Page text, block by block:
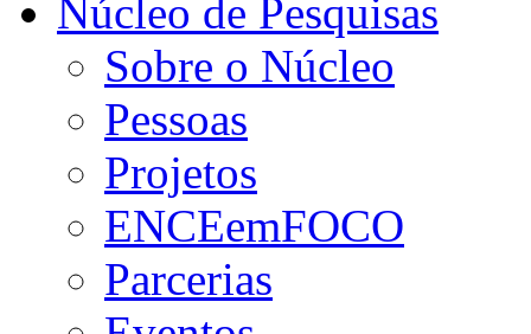
Núcleo de Pesquisas
Sobre o Núcleo
Pessoas
Projetos
ENCEemFOCO
Parcerias